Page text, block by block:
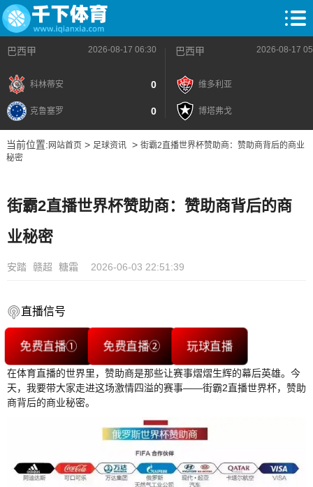
巴西甲 2026-08-17 06:30
科林蒂安 0
克鲁塞罗 0
巴西甲 2026-08-17
维多利亚
博塔弗戈
当前位置: 网站首页> 足球资讯> 街霸2直播世界杯赞助商：赞助商背后的商业
秘密
街霸2直播世界杯赞助商：赞助商背后的商
业秘密
安踏 赣超 糖霜 2026-06-03 22:51:39
直播信号
免费直播① 免费直播② 玩球直播
在体育直播的世界里，赞助商是那些让赛事熠熠生辉的幕后英雄。今
天，我要带大家走进这场激情四溢的赛事——街霸2直播世界杯，赞助
商背后的商业秘密。